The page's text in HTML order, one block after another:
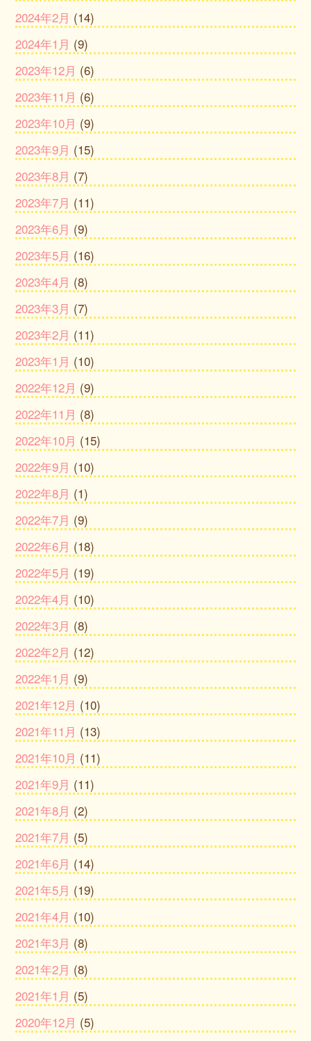
2024年2月 (14)
2024年1月 (9)
2023年12月 (6)
2023年11月 (6)
2023年10月 (9)
2023年9月 (15)
2023年8月 (7)
2023年7月 (11)
2023年6月 (9)
2023年5月 (16)
2023年4月 (8)
2023年3月 (7)
2023年2月 (11)
2023年1月 (10)
2022年12月 (9)
2022年11月 (8)
2022年10月 (15)
2022年9月 (10)
2022年8月 (1)
2022年7月 (9)
2022年6月 (18)
2022年5月 (19)
2022年4月 (10)
2022年3月 (8)
2022年2月 (12)
2022年1月 (9)
2021年12月 (10)
2021年11月 (13)
2021年10月 (11)
2021年9月 (11)
2021年8月 (2)
2021年7月 (5)
2021年6月 (14)
2021年5月 (19)
2021年4月 (10)
2021年3月 (8)
2021年2月 (8)
2021年1月 (5)
2020年12月 (5)